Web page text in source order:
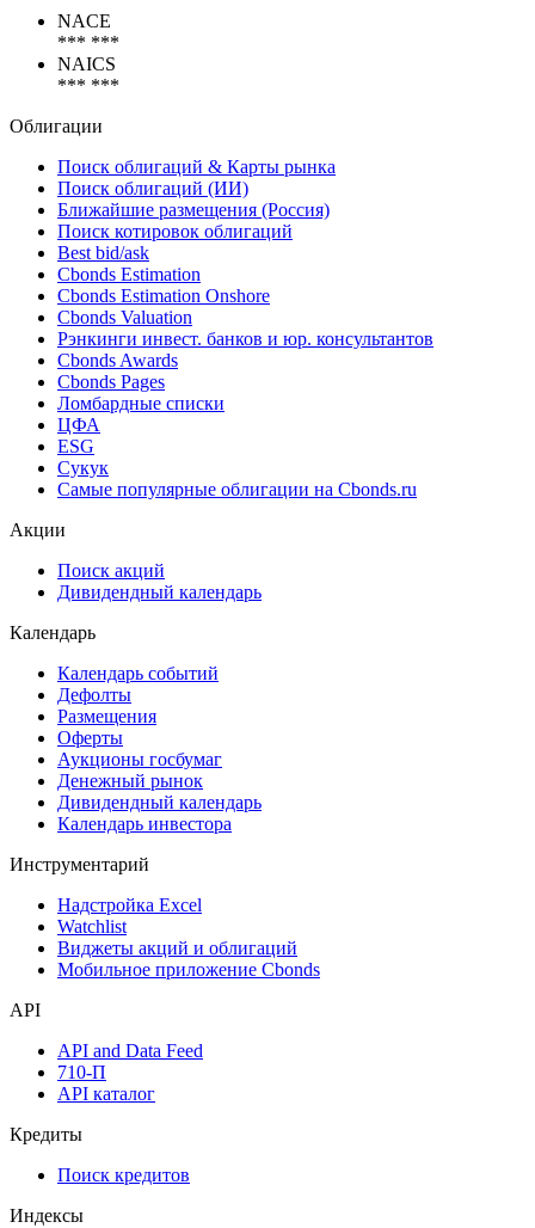
Коды
*** ***
*** ***
Облигации
Поиск облигаций & Карты рынка
Поиск облигаций (ИИ)
Ближайшие размещения (Россия)
Поиск котировок облигаций
Best bid/ask
Cbonds Estimation
Cbonds Estimation Onshore
Cbonds Valuation
Рэнкинги инвест. банков и юр. консультантов
Cbonds Awards
Cbonds Pages
Ломбардные списки
ESG
Самые популярные облигации на Cbonds.ru
Дивидендный календарь
Календарь
Календарь событий
Дефолты
Размещения
Оферты
Денежный рынок
Календарь инвестора
Инструментарий
Мобильное приложение Cbonds
API
API and Data Feed
API каталог
Кредиты